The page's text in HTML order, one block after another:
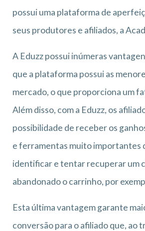
possui uma plataforma de
seus produtores e afiliados, a
A Eduzz possui inúmeras
que a plataforma possui as
mercado, o que proporciona um
Além disso, com a Eduzz, os
possibilidade de receber os
e ferramentas muito importantes
identificar e tentar recuperar um
abandonado o carrinho, por
Esta última vantagem garante
conversão para o afiliado que, ao